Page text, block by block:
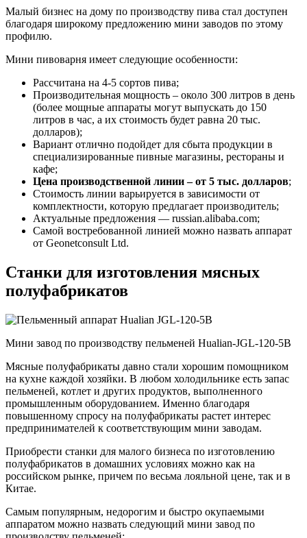
Малый бизнес на дому по производству пива стал доступен
благодаря широкому предложению мини заводов по этому
профилю.
Мини пивоварня имеет следующие особенности:
Рассчитана на 4-5 сортов пива;
Производительная мощность – около 300 литров в день
(более мощные аппараты могут выпускать до 150
литров в час, а их стоимость будет равна 20 тыс.
долларов);
Вариант отлично подойдет для сбыта продукции в
специализированные пивные магазины, рестораны и
кафе;
Цена производственной линии – от 5 тыс. долларов;
Стоимость линии варьируется в зависимости от
комплектности, которую предлагает производитель;
Актуальные предложения — russian.alibaba.com;
Самой востребованной линией можно назвать аппарат
от Geonetconsult Ltd.
Станки для изготовления мясных
полуфабрикатов
Мини завод по производству пельменей Hualian-JGL-120-5B
Мясные полуфабрикаты давно стали хорошим помощником
на кухне каждой хозяйки. В любом холодильнике есть запас
пельменей, котлет и других продуктов, выполненного
промышленным оборудованием. Именно благодаря
повышенному спросу на полуфабрикаты растет интерес
предпринимателей к соответствующим мини заводам.
Приобрести станки для малого бизнеса по изготовлению
полуфабрикатов в домашних условиях можно как на
российском рынке, причем по весьма лояльной цене, так и в
Китае.
Самым популярным, недорогим и быстро окупаемыми
аппаратом можно назвать следующий мини завод по